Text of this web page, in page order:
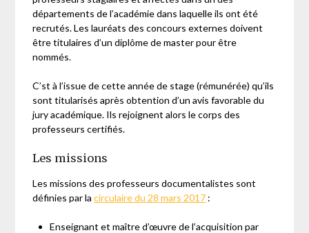
départements de l’académie dans laquelle ils ont été
recrutés. Les lauréats des concours externes doivent
être titulaires d’un diplôme de master pour être
nommés.
C’st à l’issue de cette année de stage (rémunérée) qu’ils
sont titularisés après obtention d’un avis favorable du
jury académique. Ils rejoignent alors le corps des
professeurs certifiés.
Les missions
Les missions des professeurs documentalistes sont
définies par lacirculaire du 28 mars 2017 :
Enseignant et maître d’œuvre de l’acquisition par